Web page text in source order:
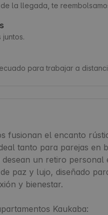
la llegada, te
juntos.
para trabajar a
fusionan el encanto
tanto para parejas en
un retiro personal
paz y lujo, diseñado
y bienestar.
Kaukaba: